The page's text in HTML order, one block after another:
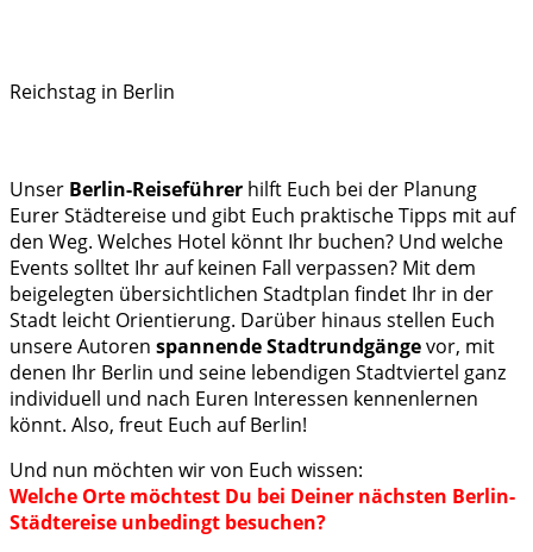
Reichstag in Berlin
Unser Berlin-Reiseführer hilft Euch bei der Planung
Eurer Städtereise und gibt Euch praktische Tipps mit auf
den Weg. Welches Hotel könnt Ihr buchen? Und welche
Events solltet Ihr auf keinen Fall verpassen? Mit dem
beigelegten übersichtlichen Stadtplan findet Ihr in der
Stadt leicht Orientierung. Darüber hinaus stellen Euch
unsere Autoren spannende Stadtrundgängevor, mit
denen Ihr Berlin und seine lebendigen Stadtviertel ganz
individuell und nach Euren Interessen kennenlernen
könnt. Also, freut Euch auf Berlin!
Und nun möchten wir von Euch wissen:
Welche Orte möchtest Du bei Deiner nächsten Berlin-
Städtereise unbedingt besuchen?